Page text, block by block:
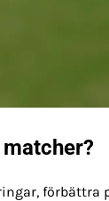
förbättra